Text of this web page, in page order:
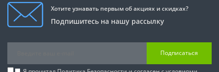
Хотите узнавать первым об акциях и скидках?
Подпишитесь на нашу рассылку
Подписаться